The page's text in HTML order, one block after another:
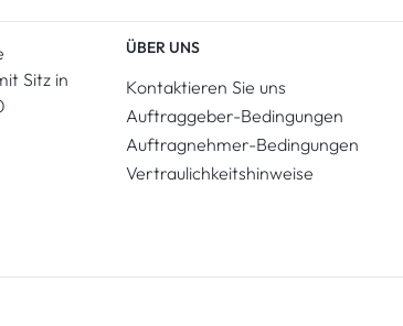
Sitz in
ÜBER UNS
Kontaktieren Sie uns
Auftraggeber-Bedingungen
Auftragnehmer-Bedingungen
Vertraulichkeitshinweise